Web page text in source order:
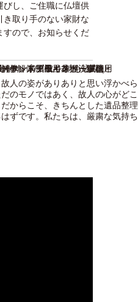
びし、ご住職に仏壇供
取り手のない家財な
すので、お知らせくだ
人の姿がありありと思い浮かべら
のモノではあく、故人の心がどこ
からこそ、きちんとした遺品整理
ずです。私たちは、厳粛な気持ち